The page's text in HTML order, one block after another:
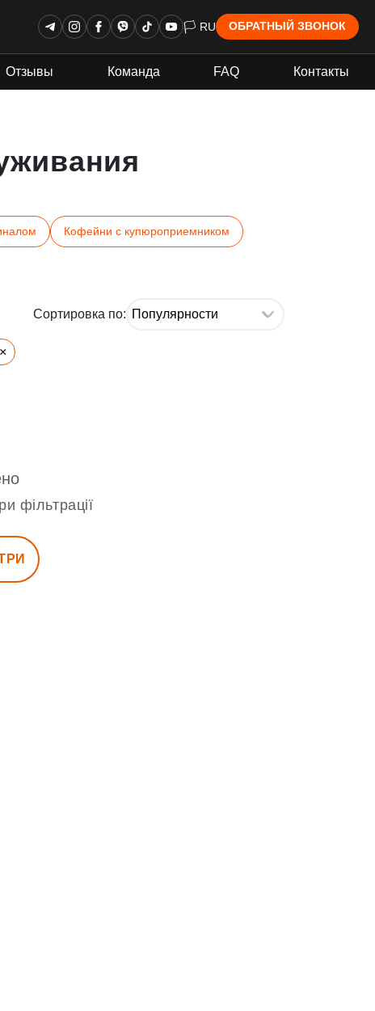
🏳 RU ОБРАТНЫЙ ЗВОНОК
Отзывы Команда FAQ Контакты
Кофейни с купюроприемником
Сортировка по:
×
фільтрації